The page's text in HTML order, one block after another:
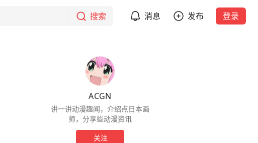
搜索 消息 发布 登录
ACGN
讲一讲动漫趣闻，介绍点日本画
师，分享些动漫资讯
关注